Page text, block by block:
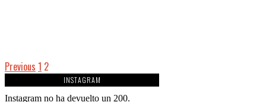
Previous 1 2
INSTAGRAM
Instagram no ha devuelto un 200.